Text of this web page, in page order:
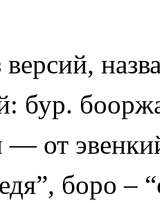
бур.
— от
боро –